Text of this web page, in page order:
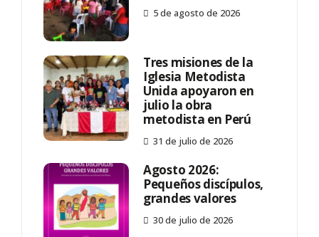
5 de agosto de 2026
Tres misiones de la
Iglesia Metodista
Unida apoyaron en
julio la obra
metodista en Perú
31 de julio de 2026
Agosto 2026:
Pequeños discípulos,
grandes valores
30 de julio de 2026